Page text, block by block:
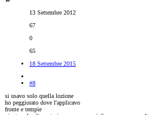
13 Settembre 2012
67
0
65
18 Settembre 2015
#8
si usavo solo quella lozione
ho peggiorato dove l'applicavo
fronte e tempie